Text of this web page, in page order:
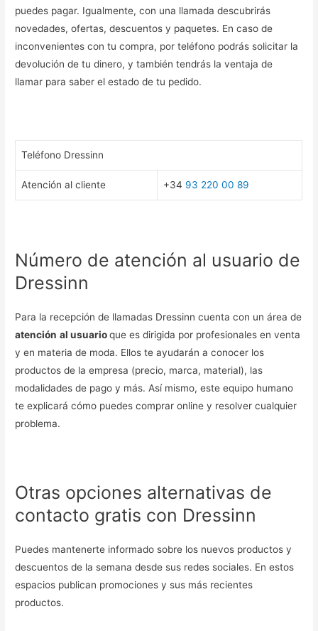
puedes pagar. Igualmente, con una llamada descubrirás
novedades, ofertas, descuentos y paquetes. En caso de
inconvenientes con tu compra, por teléfono podrás solicitar la
devolución de tu dinero, y también tendrás la ventaja de
llamar para saber el estado de tu pedido.
Teléfono Dressinn
Atención al cliente +34 93 220 00 89
Número de atención al usuario de
Dressinn
Para la recepción de llamadas Dressinn cuenta con un área de
atención al usuarioque es dirigida por profesionales en venta
y en materia de moda. Ellos te ayudarán a conocer los
productos de la empresa (precio, marca, material), las
modalidades de pago y más. Así mismo, este equipo humano
te explicará cómo puedes comprar online y resolver cualquier
problema.
Otras opciones alternativas de
contacto gratis con Dressinn
Puedes mantenerte informado sobre los nuevos productos y
descuentos de la semana desde sus redes sociales. En estos
espacios publican promociones y sus más recientes
productos.